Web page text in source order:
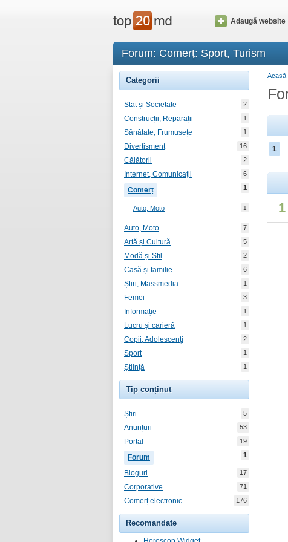
Adaugă website
Forum: Comerț: Sport, Turism
Categorii
Stat și Societate 2
Construcții, Reparații 1
Sănătate, Frumusețe 1
Divertisment 16
Călătorii 2
Internet, Comunicații 6
Comerț 1
Auto, Moto 1
Auto, Moto 7
Artă și Cultură 5
Modă și Stil 2
Casă și familie 6
Știri, Massmedia 1
Femei 3
Informație 1
Lucru și carieră 1
Copii, Adolescenți 2
Sport 1
Știință 1
Tip conținut
Știri 5
Anunțuri 53
Portal 19
Forum 1
Bloguri 17
Corporative 71
Comerț electronic 176
Recomandate
Acasă
1
1